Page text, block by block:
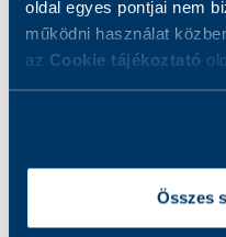
oldal egyes pontjai nem
működni használat
az Cookie tájékoztató
Összes
keretén belül:
fejlesztése